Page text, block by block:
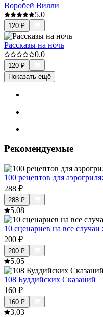
Воробей Вилли
5.0
120 ₽
Рассказы на ночь
0.0
120 ₽
Показать ещё
Рекомендуемые
100 рецептов для
288 ₽
288 ₽
5.08
10 сценариев на все
200 ₽
200 ₽
5.05
108 Буддийских Сказаний
160 ₽
160 ₽
3.03